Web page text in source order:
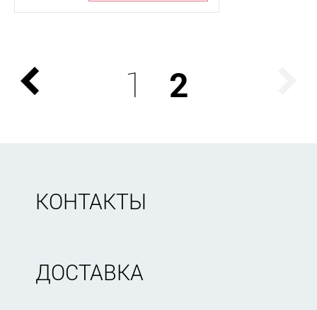
1 2
КОНТАКТЫ
ДОСТАВКА